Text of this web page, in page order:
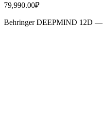
79,990.00₽
Behringer DEEPMIND 12D —